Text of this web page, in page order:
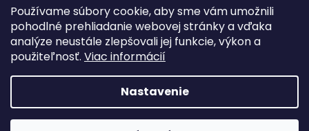
Používame súbory cookie, aby sme vám umožnili
pohodlné prehliadanie webovej stránky a vďaka
analýze neustále zlepšovali jej funkcie, výkon a
použiteľnosť. Viac informácií
Nastavenie
PRIHLÁSIŤ SA
Copyright 2026Healthy planet. Všetky práva vyhradené.
Upraviť nastavenie cookiesNastavenie | Úprava | Custom